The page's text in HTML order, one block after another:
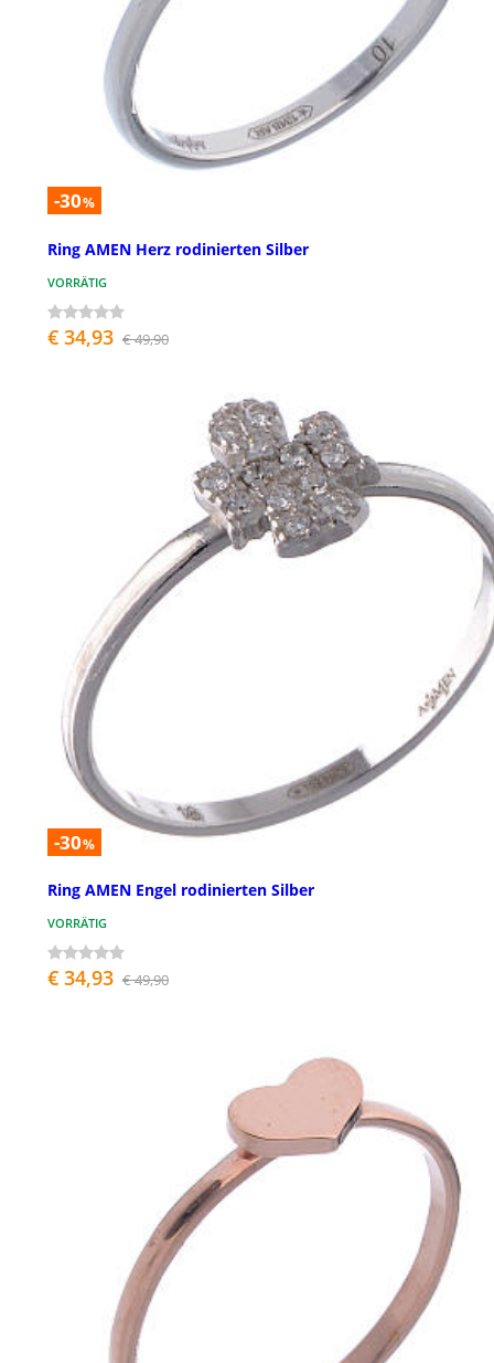
-30%
Ring AMEN Herz rodinierten Silber
VORRÄTIG
€ 34,93 € 49,90
-30%
Ring AMEN Engel rodinierten Silber
VORRÄTIG
€ 34,93 € 49,90